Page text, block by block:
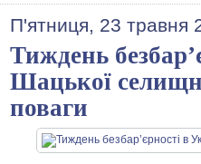
П'ятниця, 23 травня
Тиждень
Шацької
поваги